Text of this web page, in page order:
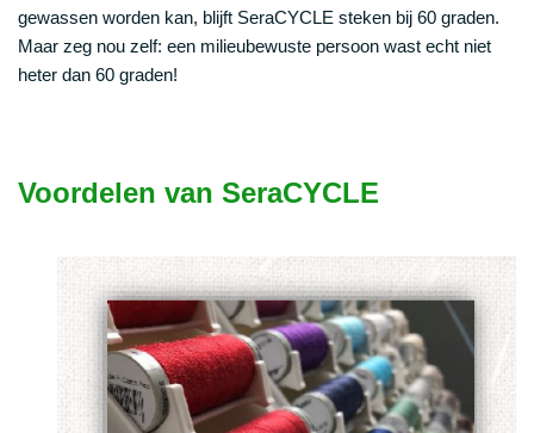
gewassen worden kan, blijft SeraCYCLE steken bij 60 graden.
Maar zeg nou zelf: een milieubewuste persoon wast echt niet
heter dan 60 graden!
Voordelen van SeraCYCLE